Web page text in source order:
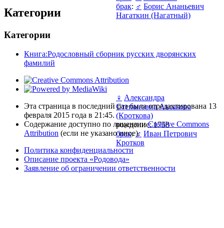
брак: ♂ Борис Ананьевич
Нагаткин (Нагатный)
♀ Александра
Степановна Аксакова
(Кроткова)
рождение: 1758
брак:♂ Иван Петрович
Кротков
Категории
Категории
Книга:Родословный сборник русских дворянских
фамилий
Эта страница в последний раз была отредактирована 13
февраля 2015 года в 21:45.
Содержание доступно по лицензииCreative Commons
Attribution (если не указано иное).
Политика конфиденциальности
Описание проекта «Родовода»
Заявление об ограничении ответственности